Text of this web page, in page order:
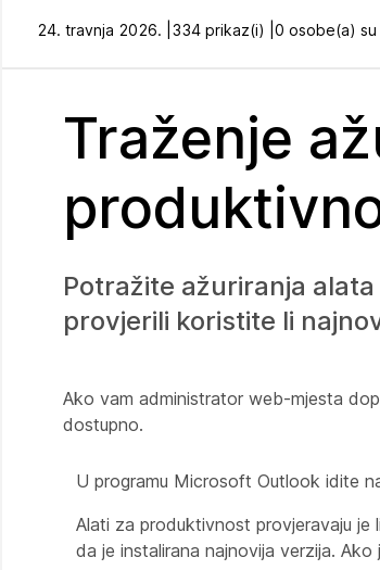
24. travnja 2026. | 334 prikaz(i) | 0 osobe(a)
Traženje
Potražite ažuriranja
provjerili koristite li
Ako vam administrator web-mjesta
dostupno.
U programu Microsoft Outlook idite
Alati za produktivnost provjeravaju je
da je instalirana najnovija verzija.